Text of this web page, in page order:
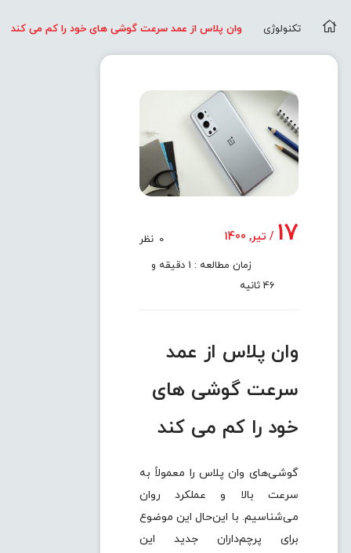
تکنولوژی وان پلاس از عمد سرعت گوشی های خود را کم می کند
17 / تیر, 1400 0 نظر
زمان مطالعه : 1 دقیقه و
46 ثانیه
وان پلاس از عمد
سرعت گوشی های
خود را کم می کند
گوشی‌های وان پلاس را معمولاً به
سرعت بالا و عملکرد روان
می‌شناسیم. با این‌حال این موضوع
برای پرچم‌داران جدید این